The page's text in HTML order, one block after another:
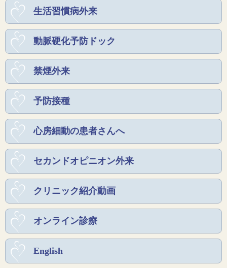
生活習慣病外来
動脈硬化予防ドック
禁煙外来
予防接種
心房細動の患者さんへ
セカンドオピニオン外来
クリニック紹介動画
オンライン診療
English